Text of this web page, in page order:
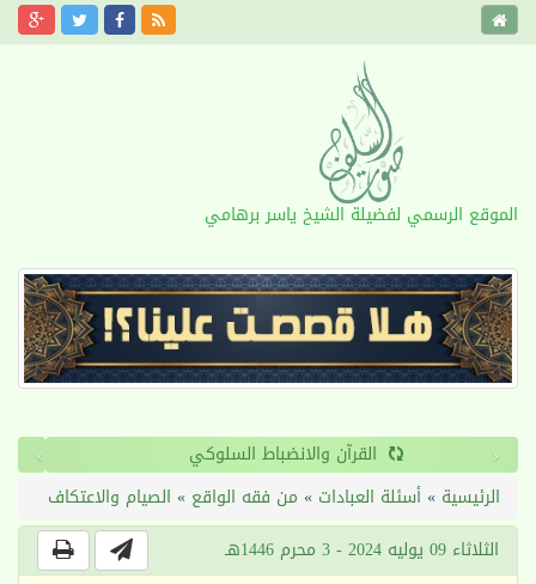
الموقع الرسمي لفضيلة الشيخ ياسر برهامي
القرآن والانضباط السلوكي ‹
›
الرئيسية »أسئلة العبادات » من فقه الواقع » الصيام والاعتكاف
الثلاثاء 09 يوليه 2024 - 3 محرم 1446هـ